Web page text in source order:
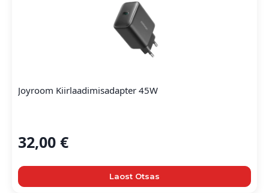
Joyroom Kiirlaadimisadapter 45W
32,00 €
Laost Otsas